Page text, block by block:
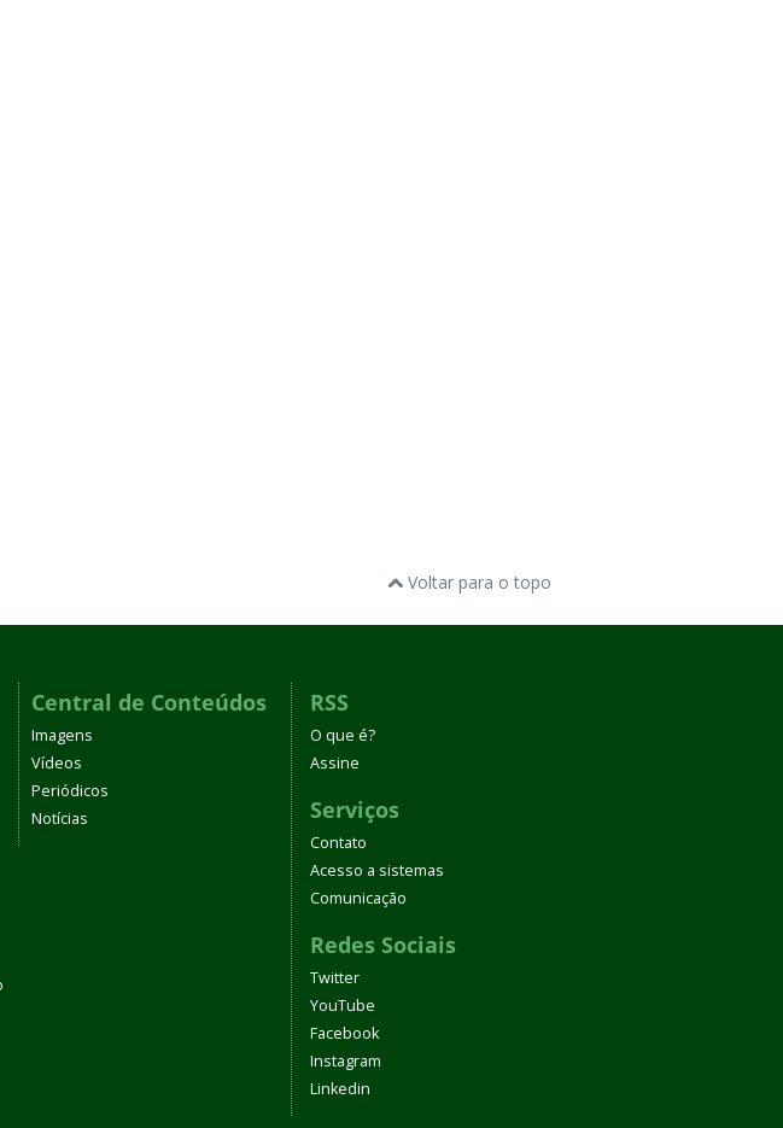
Voltar para o topo
Central de Conteúdos
Imagens
Vídeos
Periódicos
Notícias
RSS
O que é?
Assine
Serviços
Contato
Acesso a sistemas
Comunicação
Redes Sociais
Twitter
YouTube
Facebook
Instagram
Linkedin